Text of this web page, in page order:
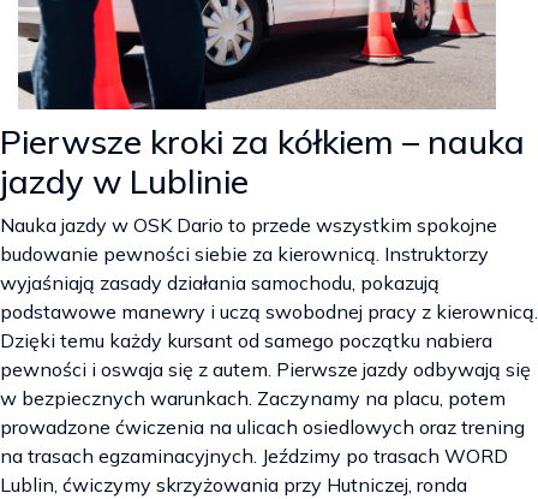
Pierwsze kroki za kółkiem – nauka
jazdy w Lublinie
Nauka jazdy w OSK Dario to przede wszystkim spokojne
budowanie pewności siebie za kierownicą. Instruktorzy
wyjaśniają zasady działania samochodu, pokazują
podstawowe manewry i uczą swobodnej pracy z kierownicą.
Dzięki temu każdy kursant od samego początku nabiera
pewności i oswaja się z autem. Pierwsze jazdy odbywają się
w bezpiecznych warunkach. Zaczynamy na placu, potem
prowadzone ćwiczenia na ulicach osiedlowych oraz trening
na trasach egzaminacyjnych. Jeździmy po trasach WORD
Lublin, ćwiczymy skrzyżowania przy Hutniczej, ronda